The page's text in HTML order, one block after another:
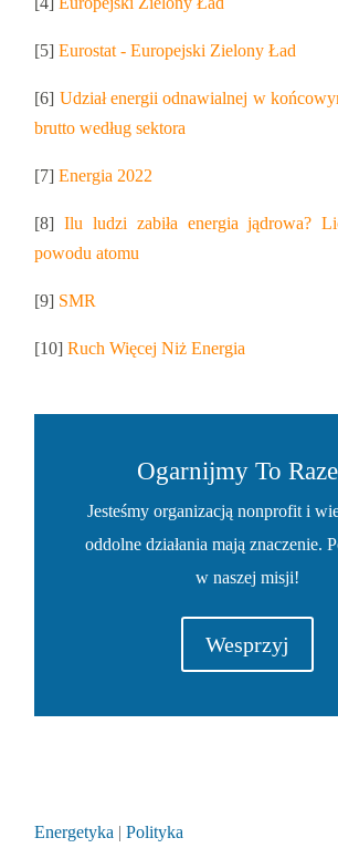
[5]Eurostat - Europejski Zielony Ład
[6] Udział energii odnawialnej w
brutto według sektora
[7]Energia 2022
[8]Ilu ludzi zabiła energia jądrowa?
powodu atomu
[9] SMR
[10]Ruch Więcej Niż Energia
Ogarnijmy To
Jesteśmy organizacją nonprofit i
oddolne działania mają znaczenie.
w naszej misji!
Wesprzyj
Energetyka |Polityka